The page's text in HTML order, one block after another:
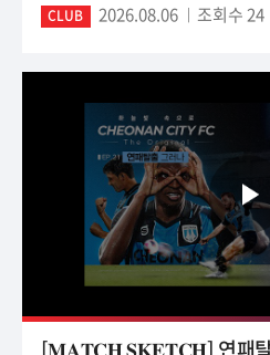
CLUB 2026.08.06 조회수 24
[𝐌𝐀𝐓𝐂𝐇 𝐒𝐊𝐄𝐓𝐂𝐇] 연패탈